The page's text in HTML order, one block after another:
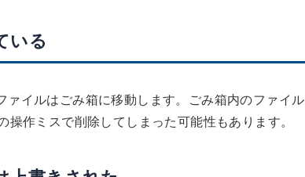
いる
イルはごみ箱に移動します。ごみ箱内のファイル
作ミスで削除してしまった可能性もあります。